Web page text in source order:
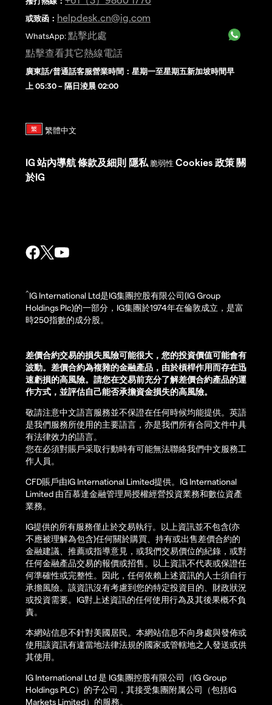
或致函： helpdesk.cn@ig.com
WhatsApp: 點擊此處
點擊查看其它熱線電話
廣東話/普通話客服營業時間：星期一至星期五新加坡時間早
上 05:30 – 隔日淩晨 02:00
IG 站內導航條款及細則 隱私 脆弱性 Cookies 政策 關
於IG
^IG International Ltd是IG集團控股有限公司(IG Group
Holdings Plc)的一部分，IG集團於1974年在倫敦成立，是富
時250指數的成分股。
差價合約交易的損失風險可能很大，您的投資價值可能會有
波動。差價合約為複雜的金融產品，由於槓桿作用而存在迅
速虧損的高風險。請您在交易前充分了解差價合約產品的運
作方式，並評估自己能否承擔資金損失的高風險。
敬請注意中文語言服務並不保證在任何時候均能提供。英語
是我們服務所使用的主要語言，亦是我們所有合同文件中具
有法律效力的語言。
您在必須對賬戶采取行動時有可能無法聯絡我們中文服務工
作人員。
CFD賬戶由IG International Limited提供。IG International
Limited 由百慕達金融管理局授權經營投資業務和數位資產
業務。
IG提供的所有服務僅止於交易執行。以上資訊並不包含(亦
不應被理解為包含)任何關於購買、持有或出售差價合約的
金融建議、推薦或指導意見，或我們交易價位的紀錄，或對
任何金融產品交易的報價或招售。以上資訊不代表或保證任
何準確性或完整性。因此，任何依賴上述資訊的人士須自行
承擔風險。該資訊沒有考慮到您的特定投資目的、財政狀況
或投資需要。IG對上述資訊的任何使用行為及其後果概不負
責。
本網站信息不針對美國居民。本網站信息不向身處與發佈或
使用該資訊有違當地法律法規的國家或管轄地之人發送或供
其使用。
IG International Ltd 是 IG集團控股有限公司（IG Group
Holdings PLC）的子公司，其接受集團附属公司（包括IG
Markets Limited）的服務。